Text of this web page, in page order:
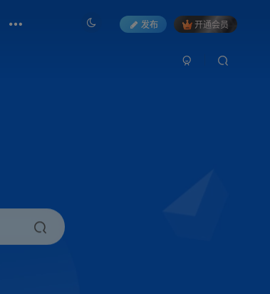
发布 开通会员